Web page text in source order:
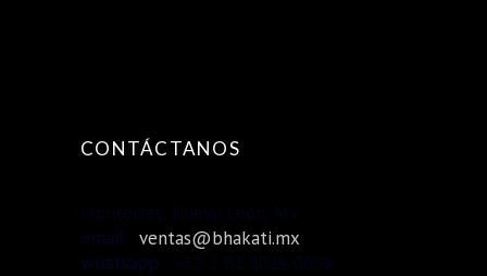
CONTÁCTANOS
Monterrey, Nuevo León, Mx
email
ventas@bhakati.mx
whatsapp : +52 1 81 8019 0039